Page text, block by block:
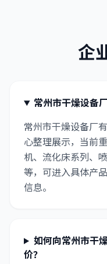
企
常州市干燥设备
常州市干燥设备厂
心整理展示，当前
机、流化床系列、
等，可进入具体产
信息。
如何向常州市干
价？